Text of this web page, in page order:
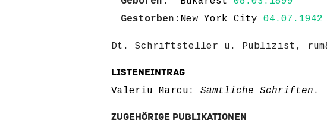
Gestorben: New York City 04.07.1942
Dt. Schriftsteller u. Publizist,
Listeneintrag
Valeriu Marcu: Sämtliche Schriften .
Zugehörige Publikationen